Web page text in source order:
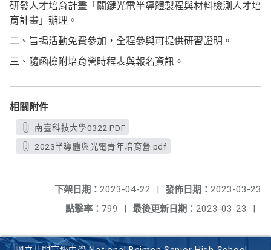
研發人才培育計畫「關鍵光電半導體製程與材料檢測人才培
育計畫」辦理。
二、旨揭活動免費參加，全程參與可提供研習證明。
三、隨函檢附培育營時程表與報名資訊。
相關附件
南臺科技大學0322.PDF
2023半導體與光電青年培育營.pdf
發佈日期： 2023-03-23
下架日期： 2023-04-22
|
最後更新日期： 2023-03-23 |
點擊率： 799 |